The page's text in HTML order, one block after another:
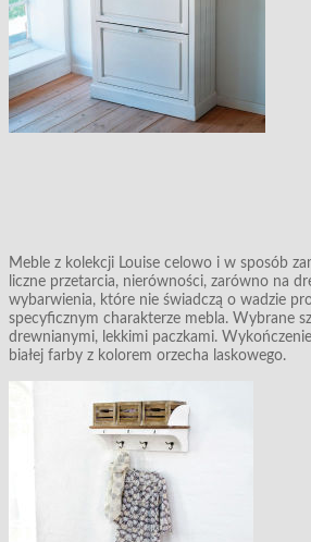
Meble z kolekcji Louise celowo i w sposób
liczne przetarcia, nierówności, zarówno na
wybarwienia, które nie świadczą o wadzie
specyficznym charakterze mebla. Wybrane
drewnianymi, lekkimi paczkami.
białej farby z kolorem orzecha laskowego.